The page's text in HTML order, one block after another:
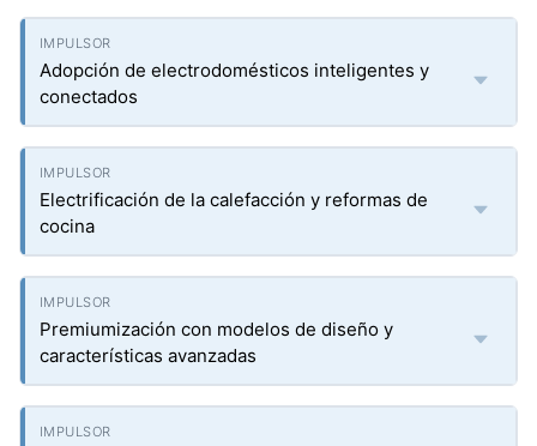
Adopción de electrodomésticos inteligentes y
conectados
Electrificación de la calefacción y reformas de
cocina
Premiumización con modelos de diseño y
características avanzadas